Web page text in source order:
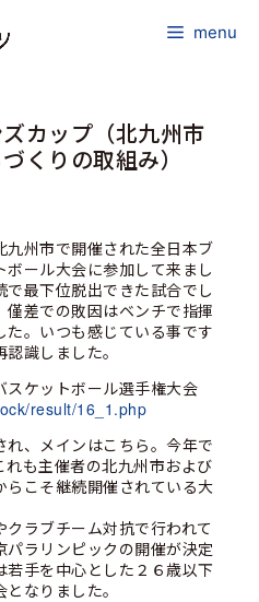
menu
カップ（北九州市
くりの取組み）
州市で開催された全日本ブ
ール大会に参加して来まし
最下位脱出できた試合でし
差での敗因はベンチで指揮
。いつも感じている事です
識しました。
ケットボール選手権大会
result/16_1.php
、メインはこちら。今年で
も主催者の北九州市および
こそ継続開催されている大
ラブチーム対抗で行われて
ラリンピックの開催が決定
若手を中心とした２６歳以下
なりました。